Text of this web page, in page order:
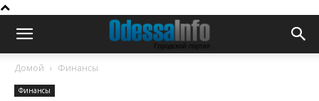
Домой Финансы
Финансы